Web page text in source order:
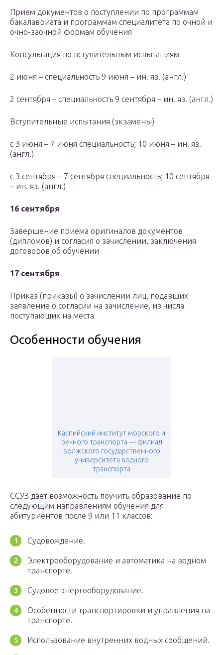
Прием документов о поступлении по программам
бакалавриата и программам специалитета по очной и
очно-заочной формам обучения
Консультация по вступительным испытаниям
2 июня – специальность 9 июня – ин. яз. (англ.)
2 сентября – специальность 9 сентября – ин. яз. (англ.)
Вступительные испытания (экзамены)
с 3 июня – 7 июня специальность; 10 июня – ин. яз.
(англ.)
с 3 сентября – 7 сентября специальность; 10 сентября
– ин. яз. (англ.)
16 сентября
Завершение приема оригиналов документов
(дипломов) и согласия о зачислении, заключения
договоров об обучении
17 сентября
Приказ (приказы) о зачислении лиц, подавших
заявление о согласии на зачисление, из числа
поступающих на места
Особенности обучения
Каспийский институт морского и
речного транспорта — филиал
волжского государственного
университета водного
транспорта
ССУЗ дает возможность поучить образование по
следующим направлениям обучения для
абитуриентов после 9 или 11 классов:
Судовождение.
Электрооборудование и автоматика на водном
транспорте.
Судовое энергооборудование.
Особенности транспортировки и управления на
транспорте.
Использование внутренних водных сообщений.